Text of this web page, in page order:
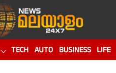
TECH AUTO BUSINESS LIFE